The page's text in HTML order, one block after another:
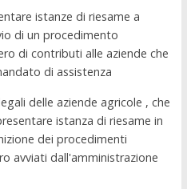
istanze di riesame a
di un procedimento
di contributi alle aziende che
di assistenza
delle aziende agricole , che
istanza di riesame in
dei procedimenti
avviati dall'amministrazione